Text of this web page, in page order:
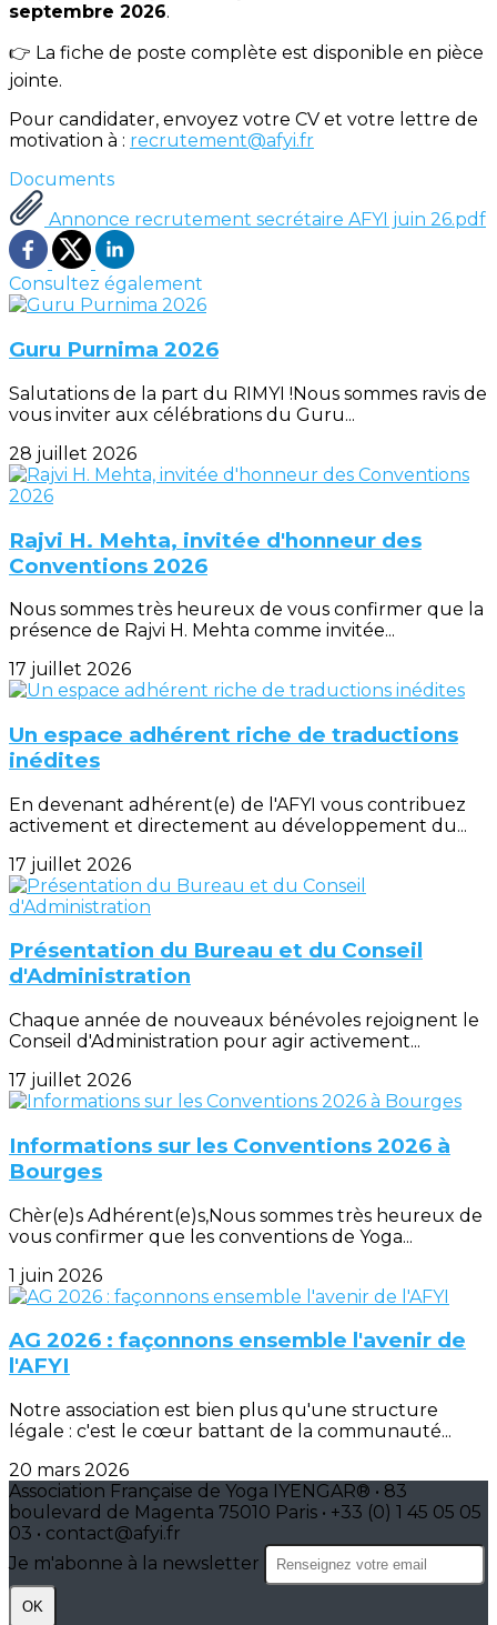
septembre 2026.
👉 La fiche de poste complète est disponible en pièce
jointe.
Pour candidater, envoyez votre CV et votre lettre de
motivation à : recrutement@afyi.fr
Documents
Annonce recrutement secrétaire AFYI juin 26.pdf
Consultez également
Guru Purnima 2026
Salutations de la part du RIMYI !Nous sommes ravis de
vous inviter aux célébrations du Guru...
28 juillet 2026
Rajvi H. Mehta, invitée d'honneur des
Conventions 2026
Nous sommes très heureux de vous confirmer que la
présence de Rajvi H. Mehta comme invitée...
17 juillet 2026
Un espace adhérent riche de traductions
inédites
En devenant adhérent(e) de l'AFYI vous contribuez
activement et directement au développement du...
17 juillet 2026
Présentation du Bureau et du Conseil
d'Administration
Chaque année de nouveaux bénévoles rejoignent le
Conseil d'Administration pour agir activement...
17 juillet 2026
Informations sur les Conventions 2026 à
Bourges
Chèr(e)s Adhérent(e)s,Nous sommes très heureux de
vous confirmer que les conventions de Yoga...
1 juin 2026
AG 2026 : façonnons ensemble l'avenir de
l'AFYI
Notre association est bien plus qu'une structure
légale : c'est le cœur battant de la communauté...
20 mars 2026
Association Française de Yoga IYENGAR® • 83
boulevard de Magenta 75010 Paris • +33 (0) 1 45 05 05
03 • contact@afyi.fr
Je m'abonne à la newsletter
OK